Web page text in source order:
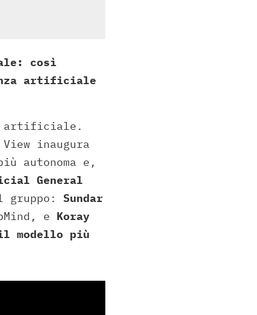
così
artificiale
artificiale.
inaugura
autonoma e,
General
gruppo: Sundar
e Koray
modello più